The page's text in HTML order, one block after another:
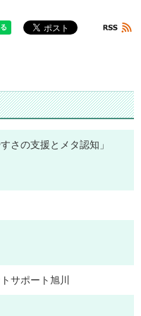
さの支援とメタ認知」
サポート旭川